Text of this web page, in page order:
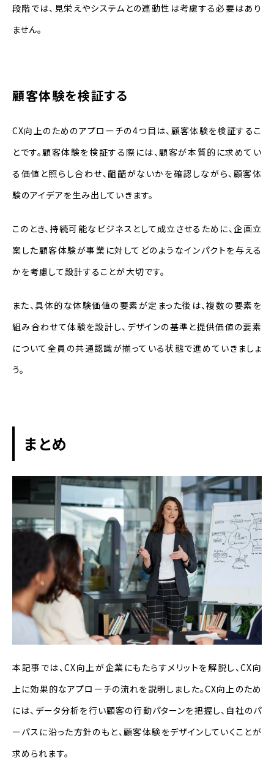
段階では、見栄えやシステムとの連動性は考慮する必要はあり
ません。
顧客体験を検証する
CX向上のためのアプローチの4つ目は、顧客体験を検証するこ
とです。顧客体験を検証する際には、顧客が本質的に求めてい
る価値と照らし合わせ、齟齬がないかを確認しながら、顧客体
験のアイデアを生み出していきます。
このとき、持続可能なビジネスとして成立させるために、企画立
案した顧客体験が事業に対してどのようなインパクトを与える
かを考慮して設計することが大切です。
また、具体的な体験価値の要素が定まった後は、複数の要素を
組み合わせて体験を設計し、デザインの基準と提供価値の要素
について全員の共通認識が揃っている状態で進めていきましょ
う。
まとめ
本記事では、CX向上が企業にもたらすメリットを解説し、CX向
上に効果的なアプローチの流れを説明しました。CX向上のため
には、データ分析を行い顧客の行動パターンを把握し、自社のパ
ーパスに沿った方針のもと、顧客体験をデザインしていくことが
求められます。